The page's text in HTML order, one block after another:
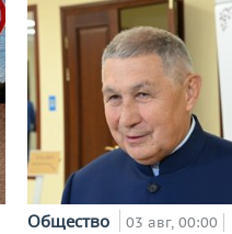
Общество 03 авг, 00:00